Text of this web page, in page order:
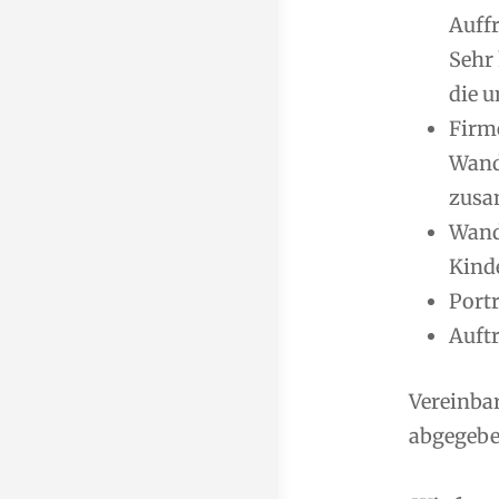
die